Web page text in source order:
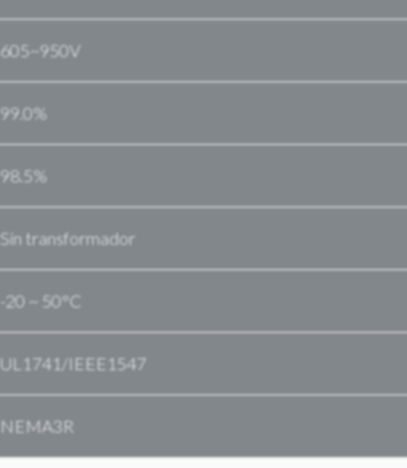
605~950V
99.0%
98.5%
Sin transformador
-20 ~ 50°C
UL1741/IEEE1547
NEMA3R